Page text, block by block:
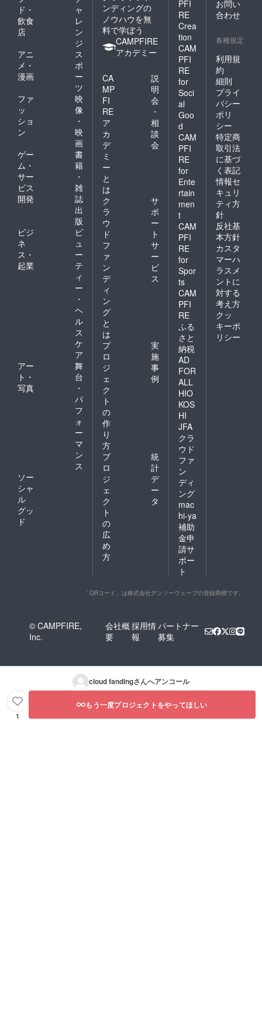
ド・
飲食
店
ャ
レ
ン
ジ
アニ
メ・
漫画
ス
ポ
ー
ツ
ファ
ッ
ショ
ン
映
像
・
映
画
ゲー
ム・
サー
ビス
開発
書
籍
・
雑
誌
出
版
ビジ
ネ
ス・
起業
ビ
ュ
ー
テ
ィ
ー
・
ヘ
ル
ス
ケ
ア
アー
ト・
写真
舞
台
・
パ
フ
ォ
ー
マ
ン
ス
ソー
シャ
ル
グッ
ド
ンディングの
ノウハウを無
料で学ぼう
CAMPFIRE
アカデミー
CA
MP
FI
RE
ア
カ
デ
ミ
ー
と
は
説
明
会
・
相
談
会
ク
ラ
ウ
ド
フ
ァ
ン
デ
ィ
ン
グ
と
は
サ
ポ
ー
ト
サ
ー
ビ
ス
プ
ロ
ジ
ェ
ク
ト
の
作
り
方
実
施
事
例
プ
ロ
ジ
ェ
ク
ト
の
広
め
方
統
計
デ
ー
タ
PFI
RE
Crea
tion
CAM
PFI
RE
for
Soci
al
Goo
d
CAM
PFI
RE
for
Ente
rtain
men
t
CAM
PFI
RE
for
Spor
ts
CAM
PFI
RE
ふる
さと
納税
AD
FOR
ALL
HIO
KOS
HI
JFA
クラ
ウド
ファ
ン
ディ
ング
mac
hi-ya
補助
金申
請サ
ポー
ト
お問い
合わせ
各種規定
利用規
約
細則
プライ
バシー
ポリ
シー
特定商
取引法
に基づ
く表記
情報セ
キュリ
ティ方
針
反社基
本方針
カスタ
マーハ
ラスメ
ントに
対する
考え方
クッ
キーポ
リシー
「QRコード」は株式会社デンソーウェーブの登録商標です。
© CAMPFIRE,
Inc.
会社概
要
採用情
報
パートナー
募集
cloud fandingさんへアンコール
1
もう一度プロジェクトをやってほしい